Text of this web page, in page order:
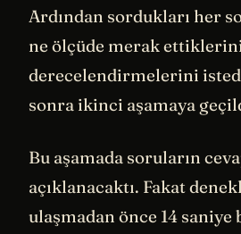
Ardından sordukları her
ne ölçüde merak ettiklerini
derecelendirmelerini
sonra ikinci aşamaya
Bu aşamada soruların
açıklanacaktı. Fakat
ulaşmadan önce 14